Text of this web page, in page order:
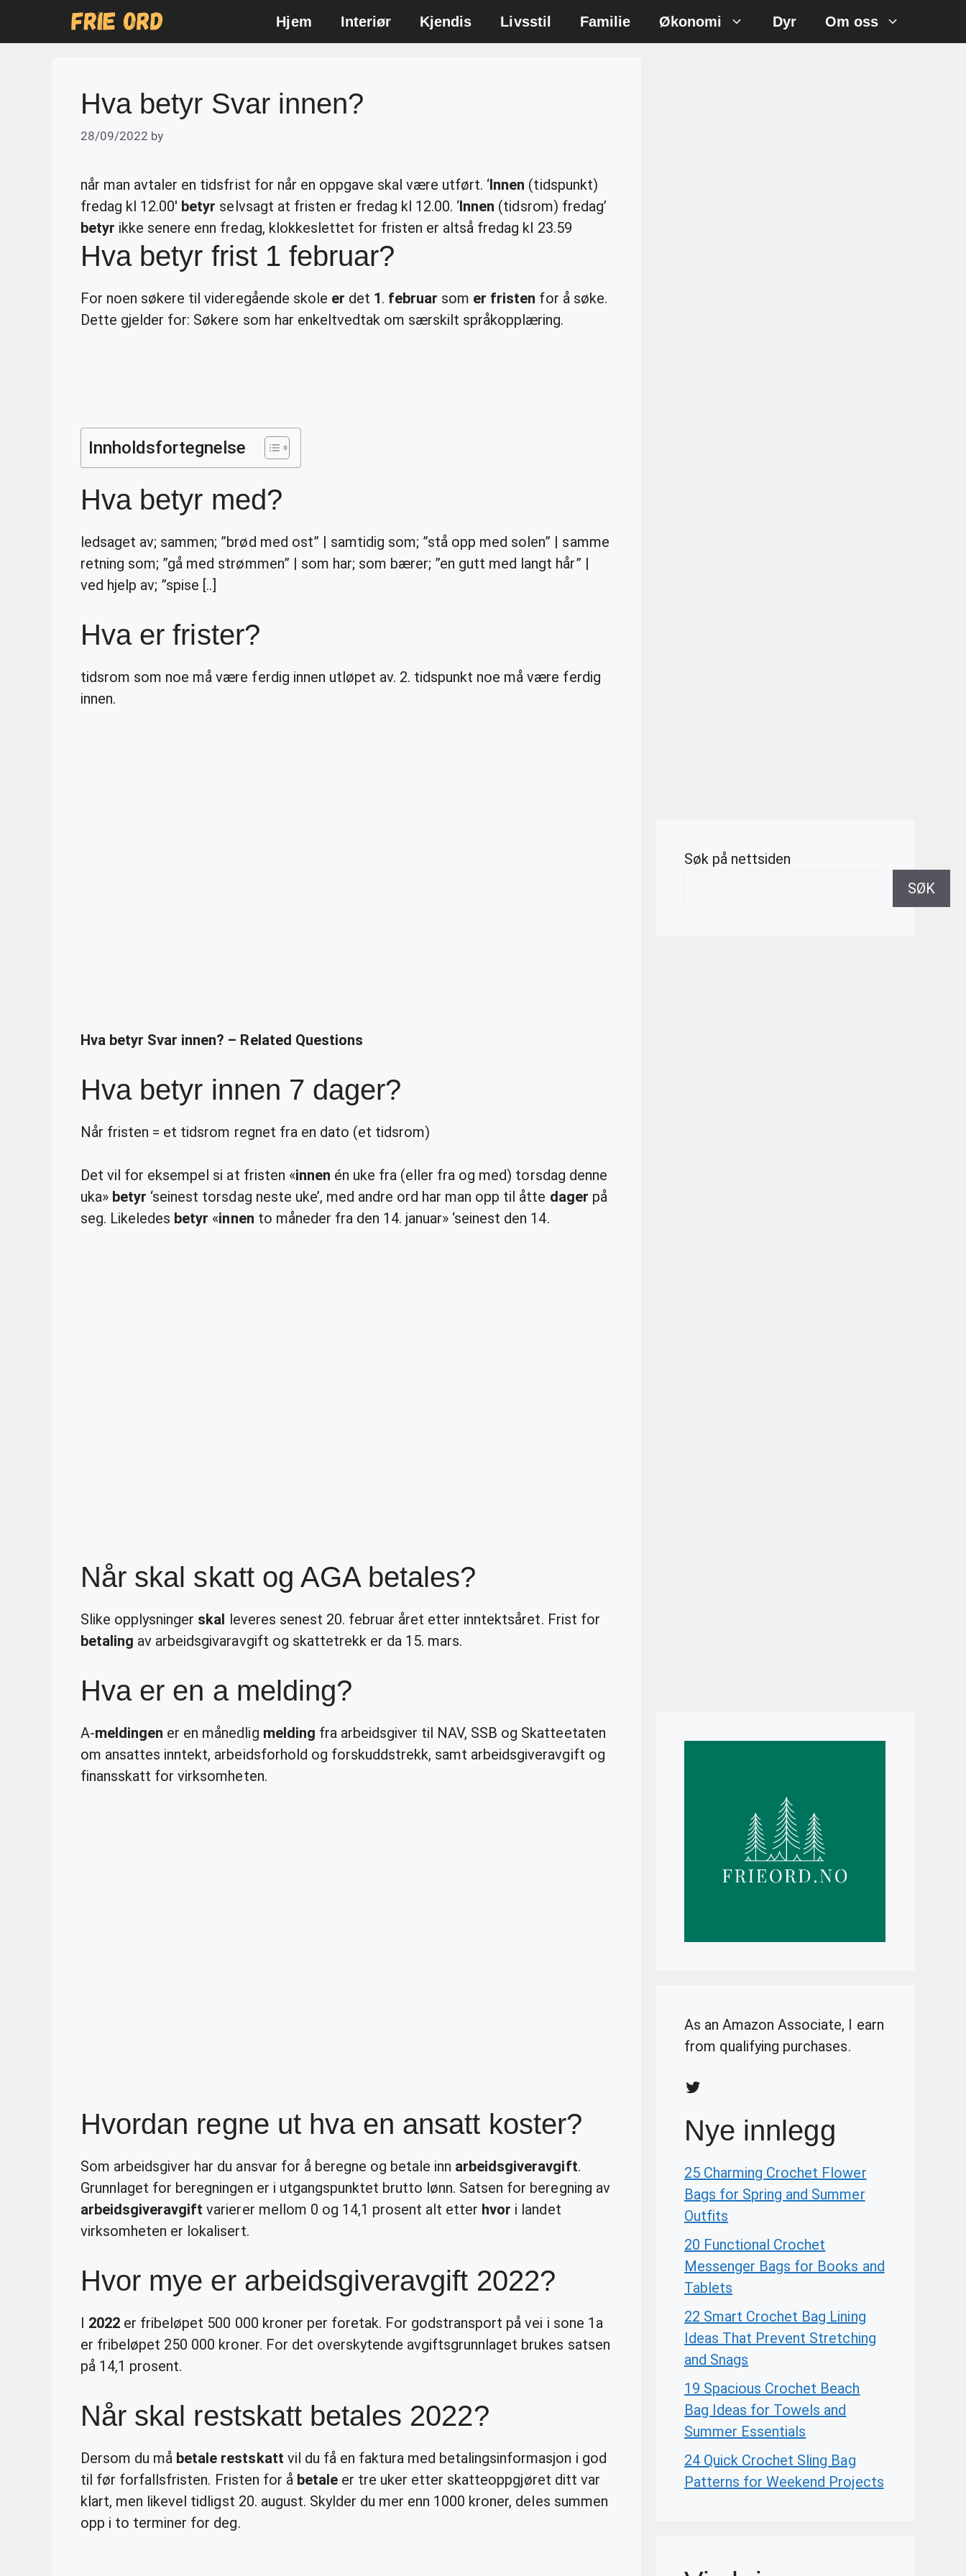
Hjem Interiør Kjendis Livsstil Familie Økonomi Dyr Om oss
Hva betyr Svar innen?
28/09/2022 by
når man avtaler en tidsfrist for når en oppgave skal være utført. ‘Innen (tidspunkt)
fredag kl 12.00′ betyr selvsagt at fristen er fredag kl 12.00. ‘Innen (tidsrom) fredag’
betyr ikke senere enn fredag, klokkeslettet for fristen er altså fredag kl 23.59
Hva betyr frist 1 februar?
For noen søkere til videregående skole er det 1. februar som er fristen for å søke.
Dette gjelder for: Søkere som har enkeltvedtak om særskilt språkopplæring.
Innholdsfortegnelse
Hva betyr med?
ledsaget av; sammen; ”brød med ost” | samtidig som; ”stå opp med solen” | samme
retning som; ”gå med strømmen” | som har; som bærer; ”en gutt med langt hår” |
ved hjelp av; ”spise [..]
Hva er frister?
tidsrom som noe må være ferdig innen utløpet av. 2. tidspunkt noe må være ferdig
innen.
Hva betyr Svar innen? – Related Questions
Hva betyr innen 7 dager?
Når fristen = et tidsrom regnet fra en dato (et tidsrom)
Det vil for eksempel si at fristen «innen én uke fra (eller fra og med) torsdag denne
uka» betyr ‘seinest torsdag neste uke’, med andre ord har man opp til åtte dager på
seg. Likeledes betyr «innen to måneder fra den 14. januar» ‘seinest den 14.
Når skal skatt og AGA betales?
Slike opplysninger skal leveres senest 20. februar året etter inntektsåret. Frist for
betaling av arbeidsgivaravgift og skattetrekk er da 15. mars.
Hva er en a melding?
A-meldingen er en månedlig melding fra arbeidsgiver til NAV, SSB og Skatteetaten
om ansattes inntekt, arbeidsforhold og forskuddstrekk, samt arbeidsgiveravgift og
finansskatt for virksomheten.
Hvordan regne ut hva en ansatt koster?
Som arbeidsgiver har du ansvar for å beregne og betale inn arbeidsgiveravgift.
Grunnlaget for beregningen er i utgangspunktet brutto lønn. Satsen for beregning av
arbeidsgiveravgift varierer mellom 0 og 14,1 prosent alt etter hvor i landet
virksomheten er lokalisert.
Hvor mye er arbeidsgiveravgift 2022?
I 2022 er fribeløpet 500 000 kroner per foretak. For godstransport på vei i sone 1a
er fribeløpet 250 000 kroner. For det overskytende avgiftsgrunnlaget brukes satsen
på 14,1 prosent.
Når skal restskatt betales 2022?
Dersom du må betale restskatt vil du få en faktura med betalingsinformasjon i god
til før forfallsfristen. Fristen for å betaleer tre uker etter skatteoppgjøret ditt var
klart, men likevel tidligst 20. august. Skylder du mer enn 1000 kroner, deles summen
opp i to terminer for deg.
Søk på nettsiden
SØK
As an Amazon Associate, I earn
from qualifying purchases.
Twitter
Nye innlegg
25 Charming Crochet Flower
Bags for Spring and Summer
Outfits
20 Functional Crochet
Messenger Bags for Books and
Tablets
22 Smart Crochet Bag Lining
Ideas That Prevent Stretching
and Snags
19 Spacious Crochet Beach
Bag Ideas for Towels and
Summer Essentials
24 Quick Crochet Sling Bag
Patterns for Weekend Projects